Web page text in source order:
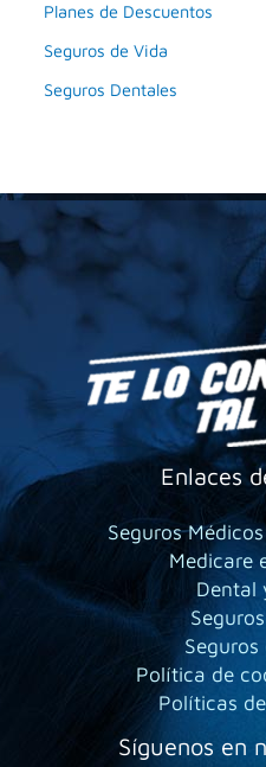
Planes de Descuentos
Seguros de Vida
Seguros Dentales
Enlaces
Seguros
Medicare
Dental
Política de
Políticas
Síguenos en